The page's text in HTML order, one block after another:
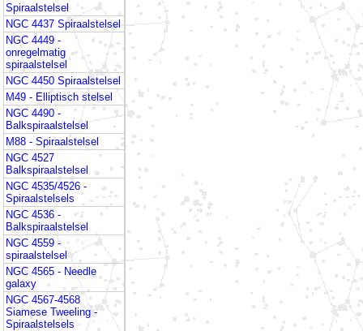
Spiraalstelsel
NGC 4437 Spiraalstelsel
NGC 4449 -
onregelmatig
spiraalstelsel
NGC 4450 Spiraalstelsel
M49 - Elliptisch stelsel
NGC 4490 -
Balkspiraalstelsel
M88 - Spiraalstelsel
NGC 4527
Balkspiraalstelsel
NGC 4535/4526 -
Spiraalstelsels
NGC 4536 -
Balkspiraalstelsel
NGC 4559 -
spiraalstelsel
NGC 4565 - Needle
galaxy
NGC 4567-4568
Siamese Tweeling -
Spiraalstelsels